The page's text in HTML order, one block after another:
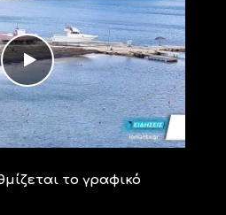
το γραφικό